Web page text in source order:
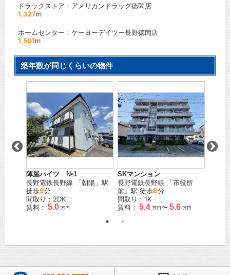
ドラックストア：アメリカンドラッグ徳間店
1,327m
ホームセンター：ケーヨーデイツー長野徳間店
1,501m
築年数が同じくらいの物件
陣屋ハイツ №1
長野電鉄長野線 「朝陽 」駅
徒歩9分
間取り：2DK
賃料： 5.0 万円
SKマンション
長野電鉄長野線 「市役所
前 」駅 徒歩8分
間取り：1K
賃料： 5.4 万円〜 5.6 万円